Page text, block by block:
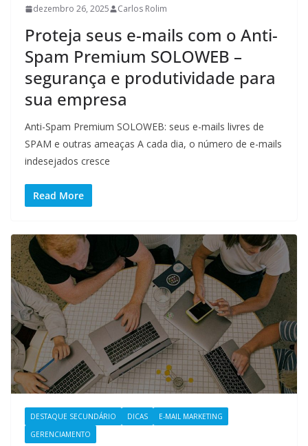
dezembro 26, 2025 Carlos Rolim
Proteja seus e-mails com o Anti-
Spam Premium SOLOWEB –
segurança e produtividade para
sua empresa
Anti-Spam Premium SOLOWEB: seus e-mails livres de
SPAM e outras ameaças A cada dia, o número de e-mails
indesejados cresce
Read More
DESTAQUE SECUNDÁRIO DICAS
E-MAIL MARKETING
GERENCIAMENTO